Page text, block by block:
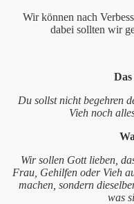
Wir können nach
dabei sollten wir
Du sollst nicht begehren
Vieh noch
Wir sollen Gott lieben,
Frau, Gehilfen oder Vieh
machen, sondern
was